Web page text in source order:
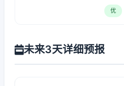
优
未来3天详细预报